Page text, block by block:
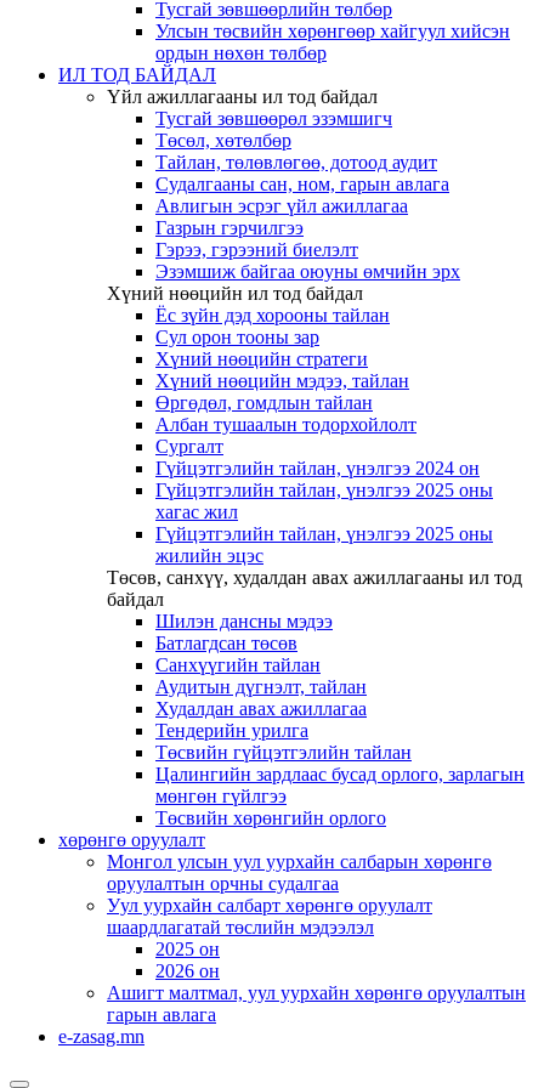
Тусгай зөвшөөрлийн төлбөр
Улсын төсвийн хөрөнгөөр хайгуул хийсэн
ордын нөхөн төлбөр
ИЛ ТОД БАЙДАЛ
Үйл ажиллагааны ил тод байдал
Тусгай зөвшөөрөл эзэмшигч
Төсөл, хөтөлбөр
Тайлан, төлөвлөгөө, дотоод аудит
Судалгааны сан, ном, гарын авлага
Авлигын эсрэг үйл ажиллагаа
Газрын гэрчилгээ
Гэрээ, гэрээний биелэлт
Эзэмшиж байгаа оюуны өмчийн эрх
Хүний нөөцийн ил тод байдал
Ёс зүйн дэд хорооны тайлан
Сул орон тооны зар
Хүний нөөцийн стратеги
Хүний нөөцийн мэдээ, тайлан
Өргөдөл, гомдлын тайлан
Албан тушаалын тодорхойлолт
Сургалт
Гүйцэтгэлийн тайлан, үнэлгээ 2024 он
Гүйцэтгэлийн тайлан, үнэлгээ 2025 оны
хагас жил
Гүйцэтгэлийн тайлан, үнэлгээ 2025 оны
жилийн эцэс
Төсөв, санхүү, худалдан авах ажиллагааны ил тод
байдал
Шилэн дансны мэдээ
Батлагдсан төсөв
Санхүүгийн тайлан
Аудитын дүгнэлт, тайлан
Худалдан авах ажиллагаа
Тендерийн урилга
Төсвийн гүйцэтгэлийн тайлан
Цалингийн зардлаас бусад орлого, зарлагын
мөнгөн гүйлгээ
Төсвийн хөрөнгийн орлого
хөрөнгө оруулалт
Монгол улсын уул уурхайн салбарын хөрөнгө
оруулалтын орчны судалгаа
Уул уурхайн салбарт хөрөнгө оруулалт
шаардлагатай төслийн мэдээлэл
2025 он
2026 он
Ашигт малтмал, уул уурхайн хөрөнгө оруулалтын
гарын авлага
e-zasag.mn